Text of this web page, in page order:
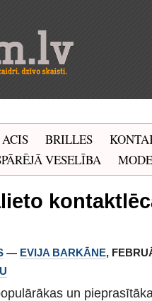
BRILLES
VESELĪBA MODE
— EVIJA BARKĀNE,
un